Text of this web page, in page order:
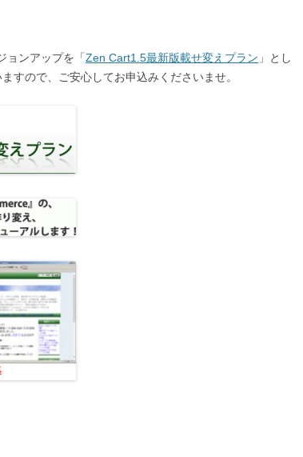
ョンアップを「Zen Cart1.5最新版載せ変えプラン 」とし
すので、ご安心してお申込みくださいませ。